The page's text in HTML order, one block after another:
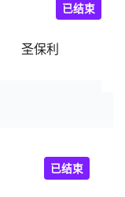
圣保利
已结束
已结束